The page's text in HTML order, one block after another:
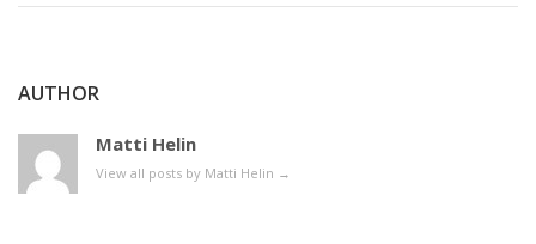
AUTHOR
Matti Helin
View all posts by Matti Helin →